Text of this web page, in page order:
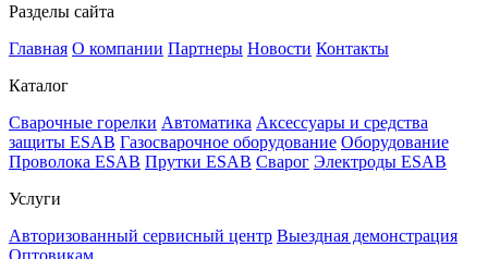
Разделы сайта
Главная О компании Партнеры Новости Контакты
Каталог
Cварочные горелки Автоматика Аксессуары и средства
защиты ESAB Газосварочное оборудование Оборудование
Проволока ESAB Прутки ESAB Сварог Электроды ESAB
Услуги
Авторизованный сервисный центр Выездная демонстрация
Оптовикам